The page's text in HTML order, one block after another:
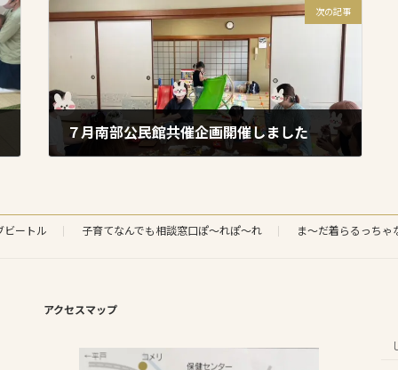
次の記事
７月南部公民館共催企画開催しました
ビートル 子育てなんでも相談窓口ぽ～れぽ～れ ま～だ着らるっちゃ
アクセスマップ